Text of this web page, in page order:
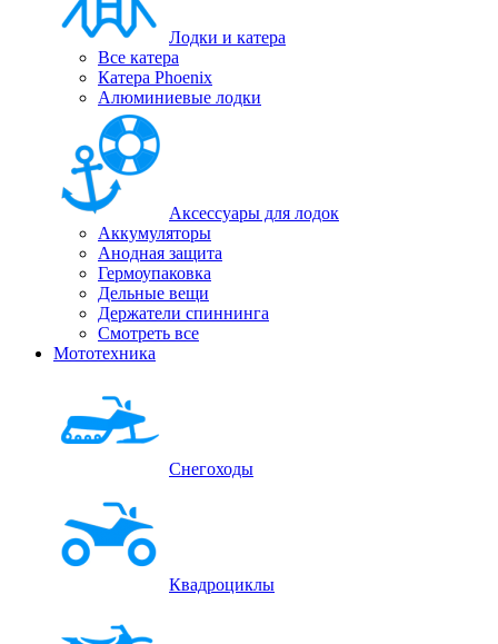
Лодки и катера
Все катера
Катера Phoenix
Алюминиевые лодки
Аксессуары для лодок
Аккумуляторы
Анодная защита
Гермоупаковка
Дельные вещи
Держатели спиннинга
Смотреть все
Мототехника
Снегоходы
Квадроциклы